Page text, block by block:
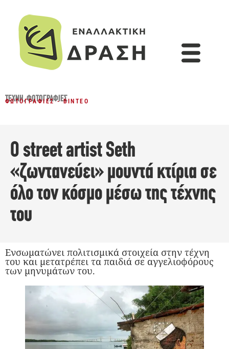
ΤΈΧΝΗ,ΦΩΤΟΓΡΑΦΊΕΣ
ΦΩΤΟΓΡΑΦΊΕΣ - ΒΊΝΤΕΟ
Ο street artist Seth
«ζωντανεύει» μουντά κτίρια σε
όλο τον κόσμο μέσω της τέχνης
του
Ενσωματώνει πολιτισμικά στοιχεία στην τέχνη
του και μετατρέπει τα παιδιά σε αγγελιοφόρους
των μηνυμάτων του.